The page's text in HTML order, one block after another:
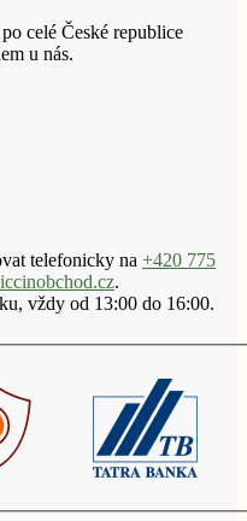
celé České republice
u nás.
telefonicky na +420 775
.
vždy od 13:00 do 16:00.